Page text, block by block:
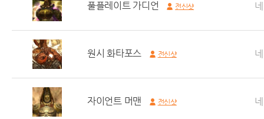
풀플레이트 가디언 전신샷
원시 화타포스 전신샷
자이언트 머맨 전신샷